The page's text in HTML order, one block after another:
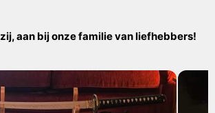
aan bij onze familie van liefhebbers!